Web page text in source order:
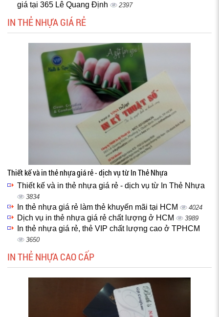
giá tại 365 Lê Quang Định
2397
IN THẺ NHỰA GIÁ RẺ
Thiết kế và in thẻ nhựa giá rẻ - dịch vụ từ In Thẻ Nhựa
Thiết kế và in thẻ nhựa giá rẻ - dịch vụ từ In Thẻ Nhựa
3834
In thẻ nhựa giá rẻ làm thẻ khuyến mãi tại HCM 4024
Dịch vụ in thẻ nhựa giá rẻ chất lượng ở HCM 3989
In thẻ nhựa giá rẻ, thẻ VIP chất lượng cao ở TPHCM
3650
IN THẺ NHỰA CAO CẤP